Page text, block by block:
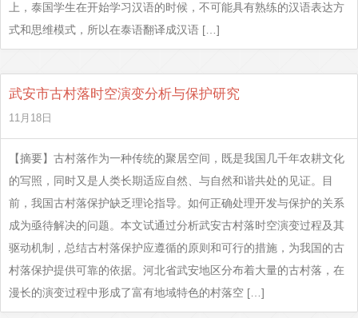
上，泰国学生在开始学习汉语的时候，不可能具有熟练的汉语表达方
式和思维模式，所以在泰语翻译成汉语 […]
武安市古村落时空演变分析与保护研究
11月18日
【摘要】古村落作为一种传统的聚居空间，既是我国几千年农耕文化
的写照，同时又是人类长期适应自然、与自然和谐共处的见证。目
前，我国古村落保护缺乏理论指导。如何正确处理开发与保护的关系
成为亟待解决的问题。本文试通过分析武安古村落时空演变过程及其
驱动机制，总结古村落保护应遵循的原则和可行的措施，为我国的古
村落保护提供可靠的依据。河北省武安地区分布着大量的古村落，在
漫长的演变过程中形成了富有地域特色的村落空 […]